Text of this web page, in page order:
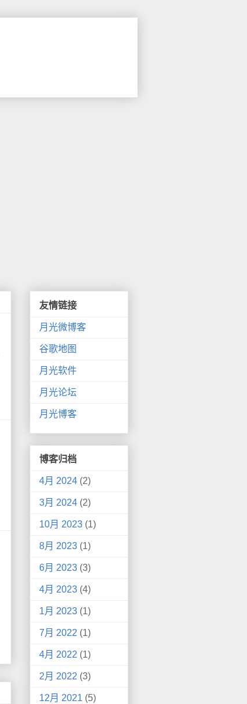
友情链接
月光微博客
谷歌地图
月光软件
月光论坛
月光博客
博客归档
4月 2024 (2)
3月 2024 (2)
10月 2023 (1)
8月 2023 (1)
6月 2023 (3)
4月 2023 (4)
1月 2023 (1)
7月 2022 (1)
4月 2022 (1)
2月 2022 (3)
12月 2021 (5)